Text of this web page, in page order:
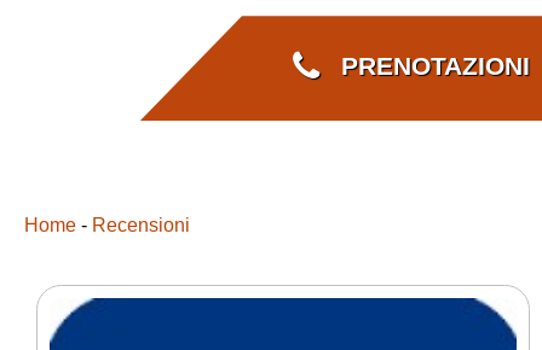
PRENOTAZIONI
Home - Recensioni